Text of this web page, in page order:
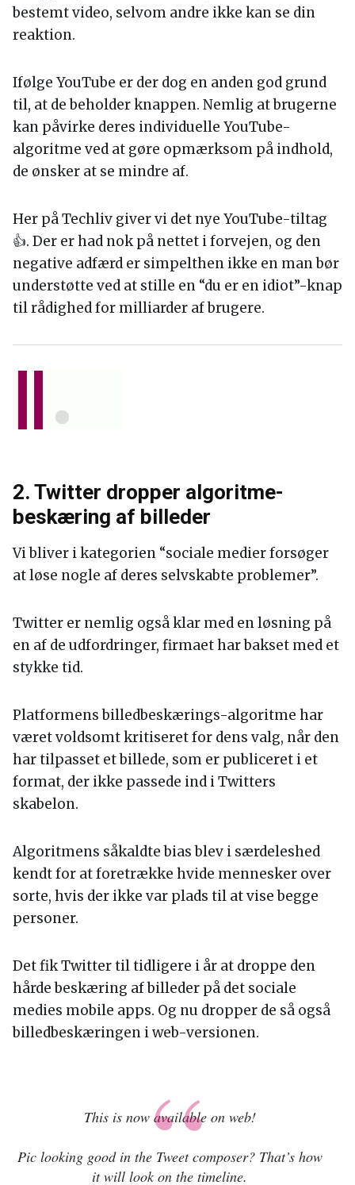
bestemt video, selvom andre ikke kan se din
reaktion.
Ifølge YouTube er der dog en anden god grund
til, at de beholder knappen. Nemlig at brugerne
kan påvirke deres individuelle YouTube-
algoritme ved at gøre opmærksom på indhold,
de ønsker at se mindre af.
Her på Techliv giver vi det nye YouTube-tiltag
👍. Der er had nok på nettet i forvejen, og den
negative adfærd er simpelthen ikke en man bør
understøtte ved at stille en “du er en idiot”-knap
til rådighed for milliarder af brugere.
2. Twitter dropper algoritme-
beskæring af billeder
Vi bliver i kategorien “sociale medier forsøger
at løse nogle af deres selvskabte problemer”.
Twitter er nemlig også klar med en løsning på
en af de udfordringer, firmaet har bakset med et
stykke tid.
Platformens billedbeskærings-algoritme har
været voldsomt kritiseret for dens valg, når den
har tilpasset et billede, som er publiceret i et
format, der ikke passede ind i Twitters
skabelon.
Algoritmens såkaldte bias blev i særdeleshed
kendt for at foretrække hvide mennesker over
sorte, hvis der ikke var plads til at vise begge
personer.
Det fik Twitter til tidligere i år at droppe den
hårde beskæring af billeder på det sociale
medies mobile apps. Og nu dropper de så også
billedbeskæringen i web-versionen.
This is now available on web!
Pic looking good in the Tweet composer? That’s how
it will look on the timeline.